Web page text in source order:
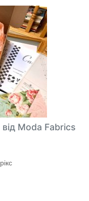
Moda Fabrics